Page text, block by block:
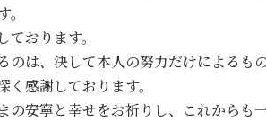
。
ております。
のは、 決して本人の努力だけによる も
く 感謝しております。
の安寧と幸せをお祈りし、 これからも